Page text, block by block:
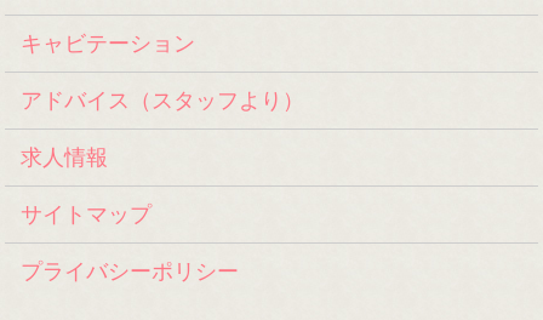
キャビテーション
アドバイス（スタッフより）
求人情報
サイトマップ
プライバシーポリシー